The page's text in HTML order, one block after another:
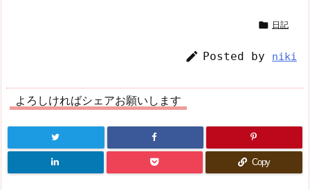
 日記
 Posted by niki
よろしければシェアお願いします
Copy